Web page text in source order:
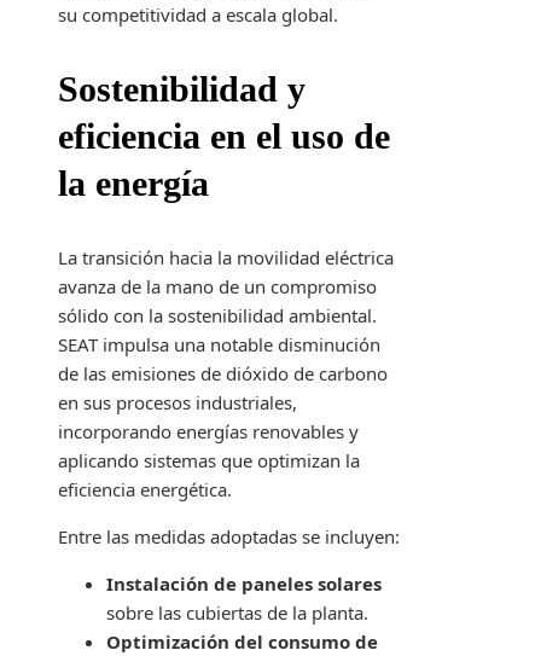
su competitividad a escala global.
Sostenibilidad y
eficiencia en el uso de
la energía
La transición hacia la movilidad eléctrica
avanza de la mano de un compromiso
sólido con la sostenibilidad ambiental.
SEAT impulsa una notable disminución
de las emisiones de dióxido de carbono
en sus procesos industriales,
incorporando energías renovables y
aplicando sistemas que optimizan la
eficiencia energética.
Entre las medidas adoptadas se incluyen:
Instalación de paneles solares
sobre las cubiertas de la planta.
Optimización del consumo de